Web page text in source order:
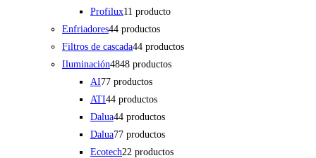
Profilux11 producto
Enfriadores44 productos
Filtros de cascada44 productos
Iluminación4848 productos
AI77 productos
ATI44 productos
Dalua44 productos
Dalua77 productos
Ecotech22 productos